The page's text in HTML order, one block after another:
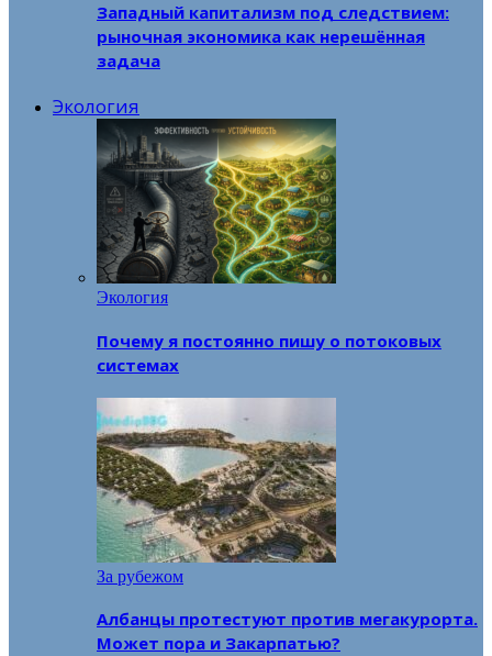
Западный капитализм под следствием:
рыночная экономика как нерешённая
задача
Экология
Экология
Почему я постоянно пишу о потоковых
системах
За рубежом
Албанцы протестуют против мегакурорта.
Может пора и Закарпатью?